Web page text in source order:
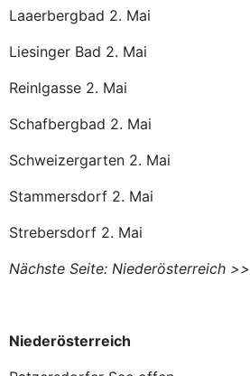
Laaerbergbad 2. Mai
Liesinger Bad 2. Mai
Reinlgasse 2. Mai
Schafbergbad 2. Mai
Schweizergarten 2. Mai
Stammersdorf 2. Mai
Strebersdorf 2. Mai
Nächste Seite: Niederösterreich >>
Niederösterreich